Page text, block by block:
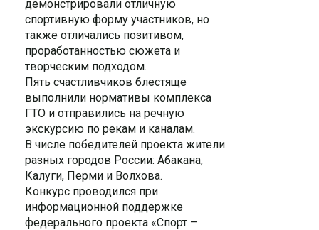
демонстрировали отличную
спортивную форму участников, но
также отличались позитивом,
проработанностью сюжета и
творческим подходом.
Пять счастливчиков блестяще
выполнили нормативы комплекса
ГТО и отправились на речную
экскурсию по рекам и каналам.
В числе победителей проекта жители
разных городов России: Абакана,
Калуги, Перми и Волхова.
Конкурс проводился при
информационной поддержке
федерального проекта «Спорт –